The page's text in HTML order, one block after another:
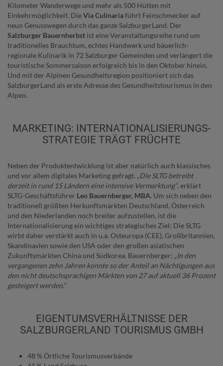
Kilometer Wanderwege und mehr als 500 Hütten mit
Einkehrmöglichkeit. DieVia Culinariaführt Feinschmecker auf
neun Genusswegen durch das ganze SalzburgerLand. Der
Salzburger Bauernherbst ist eine Veranstaltungsreihe rund um
traditionelles Brauchtum, echtes Handwerk und bäuerlich-
regionale Kulinarik in 72 Salzburger Gemeinden und verlängert die
touristische Sommersaison erfolgreich bis in den Oktober hinein.
Und mit der Alpinen Gesundheitsregion positioniert sich das
SalzburgerLand als erste Adresse des Gesundheitstourismus in den
Alpen.
MARKETING: INTERNATIONALISIERUNGS-
STRATEGIE TRÄGT FRÜCHTE
Neben der Produktentwicklung ist aber natürlich auch klassisches
und vor allem digitales Marketing gefragt. „Die SLTG betreibt
derzeit in rund 15 Ländern eine intensive Vermarktung“, erklärt
SLTG-Geschäftsführer Leo Bauernberger, MBA. Um sich neben den
traditionell größten Herkunftsmärkten Deutschland, Österreich
und den Niederlanden noch breiter aufzustellen, ist die
Internationalisierung ein wichtiges strategisches Ziel: Die SLTG
wirbt daher verstärkt auch in u.a. Osteuropa (CEE), Großbritannien,
Skandinavien sowie den USA oder den großen asiatischen
Zukunftsmärkten China und Südkorea. Bauernberger: „In den
vergangenen zehn Jahren konnte so der Anteil an Nächtigungen aus
den nicht deutschsprachigen Märkten von 27 auf aktuell 36 Prozent
gesteigert werden.“
EIGENTUMSVERHÄLTNISSE DER
SALZBURGERLAND TOURISMUS GMBH
48 % Örtliche Tourismusverbände